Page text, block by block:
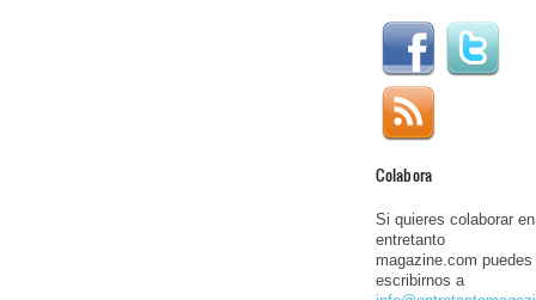
Colabora
Si quieres colaborar en
entretanto
magazine.com puedes
escribirnos a